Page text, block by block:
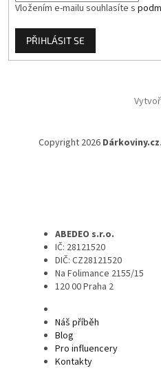
Vložením e-mailu souhlasíte s
PŘIHLÁSIT SE
Copyright 2026 Dárkoviny.cz
ABEDEO s.r.o.
IČ: 28121520
DIČ: CZ28121520
Na Folimance 2155/15
120 00 Praha 2
Náš příběh
Blog
Pro influencery
Kontakty